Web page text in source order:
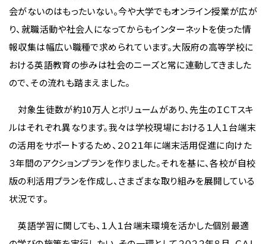
会がないのはもったいない。今や大学でもオンライン授業が広が
り、就職活動や社会人になってからもインターネットを使った情
報収集は幅広い職種で求められています。大阪府の高等学校に
おける英語教育の歩みは社会のニーズと常に連動してきました
ので、その流れも踏まえました。
対象生徒数が約10万人とボリュームがあり、先生のＩＣＴスキ
ルはそれぞれ異なります。我々は学校現場における１人１台端末
の活用をサポートするため、２０２１年に端末活用促進に向けた
３年間のアクションプランを作りました。それを基に、各校が自校
版の利活用プランを作成し、さまざまな取り組みを展開している
状況です。
英語学習に関しても、１人１台端末環境を活かした個別最適